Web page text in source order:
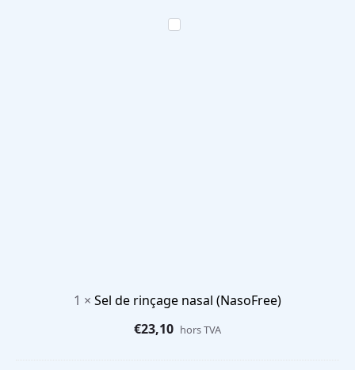
1 × Sel de rinçage nasal (NasoFree)
€23,10 hors TVA